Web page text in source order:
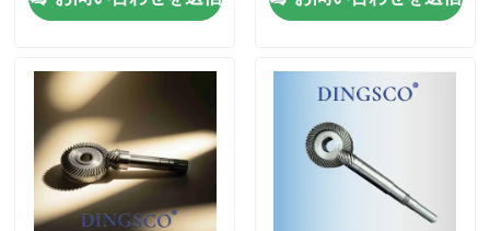
製品
ビデオ
わたしたち に つい て
工場 ツアー